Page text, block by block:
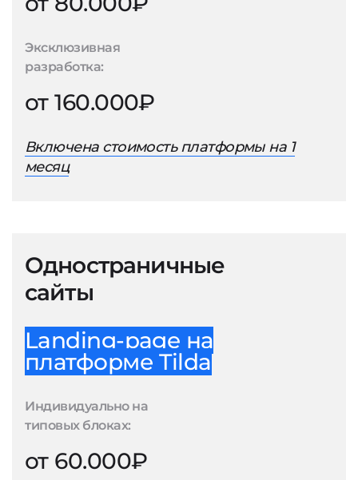
Эксклюзивная
разработка:
от 160.000₽
Включена стоимость платформы на 1
месяц
Одностраничные
сайты
Landing-page на
платформе Tilda
Индивидуально на
типовых блоках:
от 60.000₽